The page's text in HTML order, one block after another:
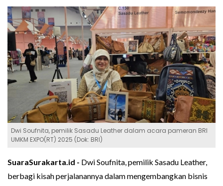
Dwi Soufnita, pemilik Sasadu Leather dalam acara pameran BRI
UMKM EXPO(RT) 2025 (Dok: BRI)
SuaraSurakarta.id - Dwi Soufnita, pemilik Sasadu Leather,
berbagi kisah perjalanannya dalam mengembangkan bisnis